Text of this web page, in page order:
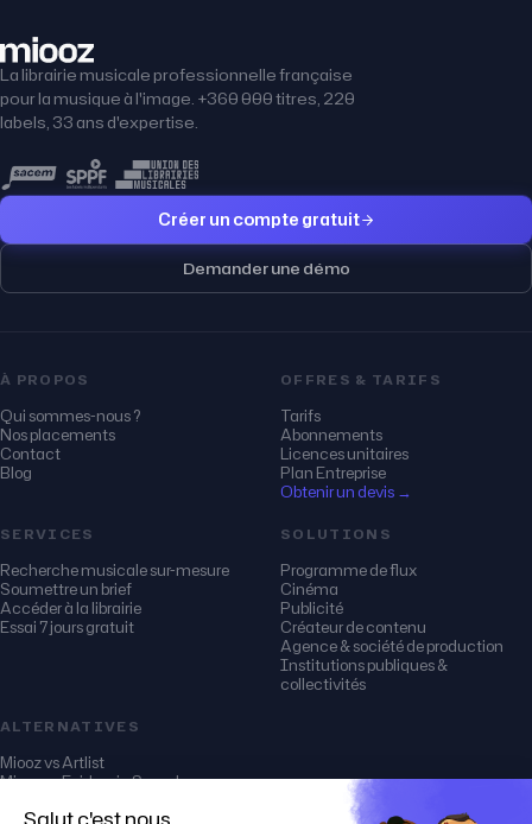
La librairie musicale professionnelle française
pour la musique à l'image. +360 000 titres, 220
labels, 33 ans d'expertise.
Créer un compte gratuit
Demander une démo
À PROPOS
Qui sommes-nous ?
Nos placements
Contact
Blog
OFFRES & TARIFS
Tarifs
Abonnements
Licences unitaires
Plan Entreprise
Obtenir un devis →
SERVICES
Recherche musicale sur-mesure
Soumettre un brief
Accéder à la librairie
Essai 7 jours gratuit
SOLUTIONS
Programme de flux
Cinéma
Publicité
Créateur de contenu
Agence & société de production
Institutions publiques &
collectivités
ALTERNATIVES
Miooz vs Artlist
Miooz vs Epidemic Sound
Miooz vs Soundstripe